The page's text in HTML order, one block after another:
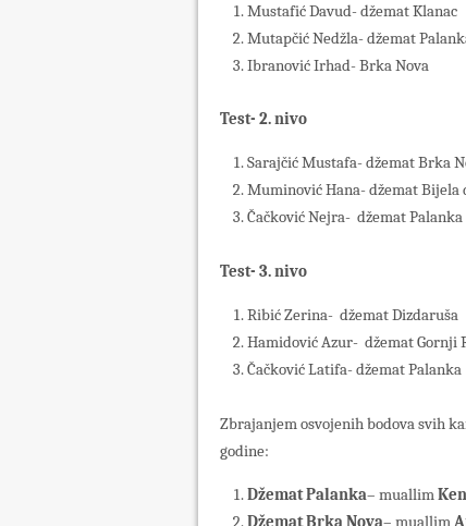
Mustafić Davud- džemat Klanac
Mutapčić Nedžla- džemat
Ibranović Irhad- Brka Nova
Test- 2. nivo
Sarajčić Mustafa- džemat Brka
Muminović Hana- džemat Bijela
Čačković Nejra- džemat Palanka
Test- 3. nivo
Ribić Zerina- džemat Dizdaruša
Hamidović Azur- džemat Gornji
Čačković Latifa- džemat Palanka
Zbrajanjem osvojenih bodova svih
godine:
Džemat Palanka– muallim